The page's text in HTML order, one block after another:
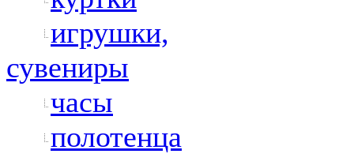
игрушки,
сувениры
часы
полотенца